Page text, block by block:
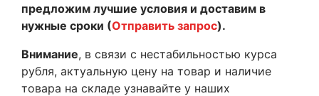
предложим лучшие условия и доставим в
нужные сроки (Отправить запрос).
Внимание, в связи с нестабильностью курса
рубля, актуальную цену на товар и наличие
товара на складе узнавайте у наших